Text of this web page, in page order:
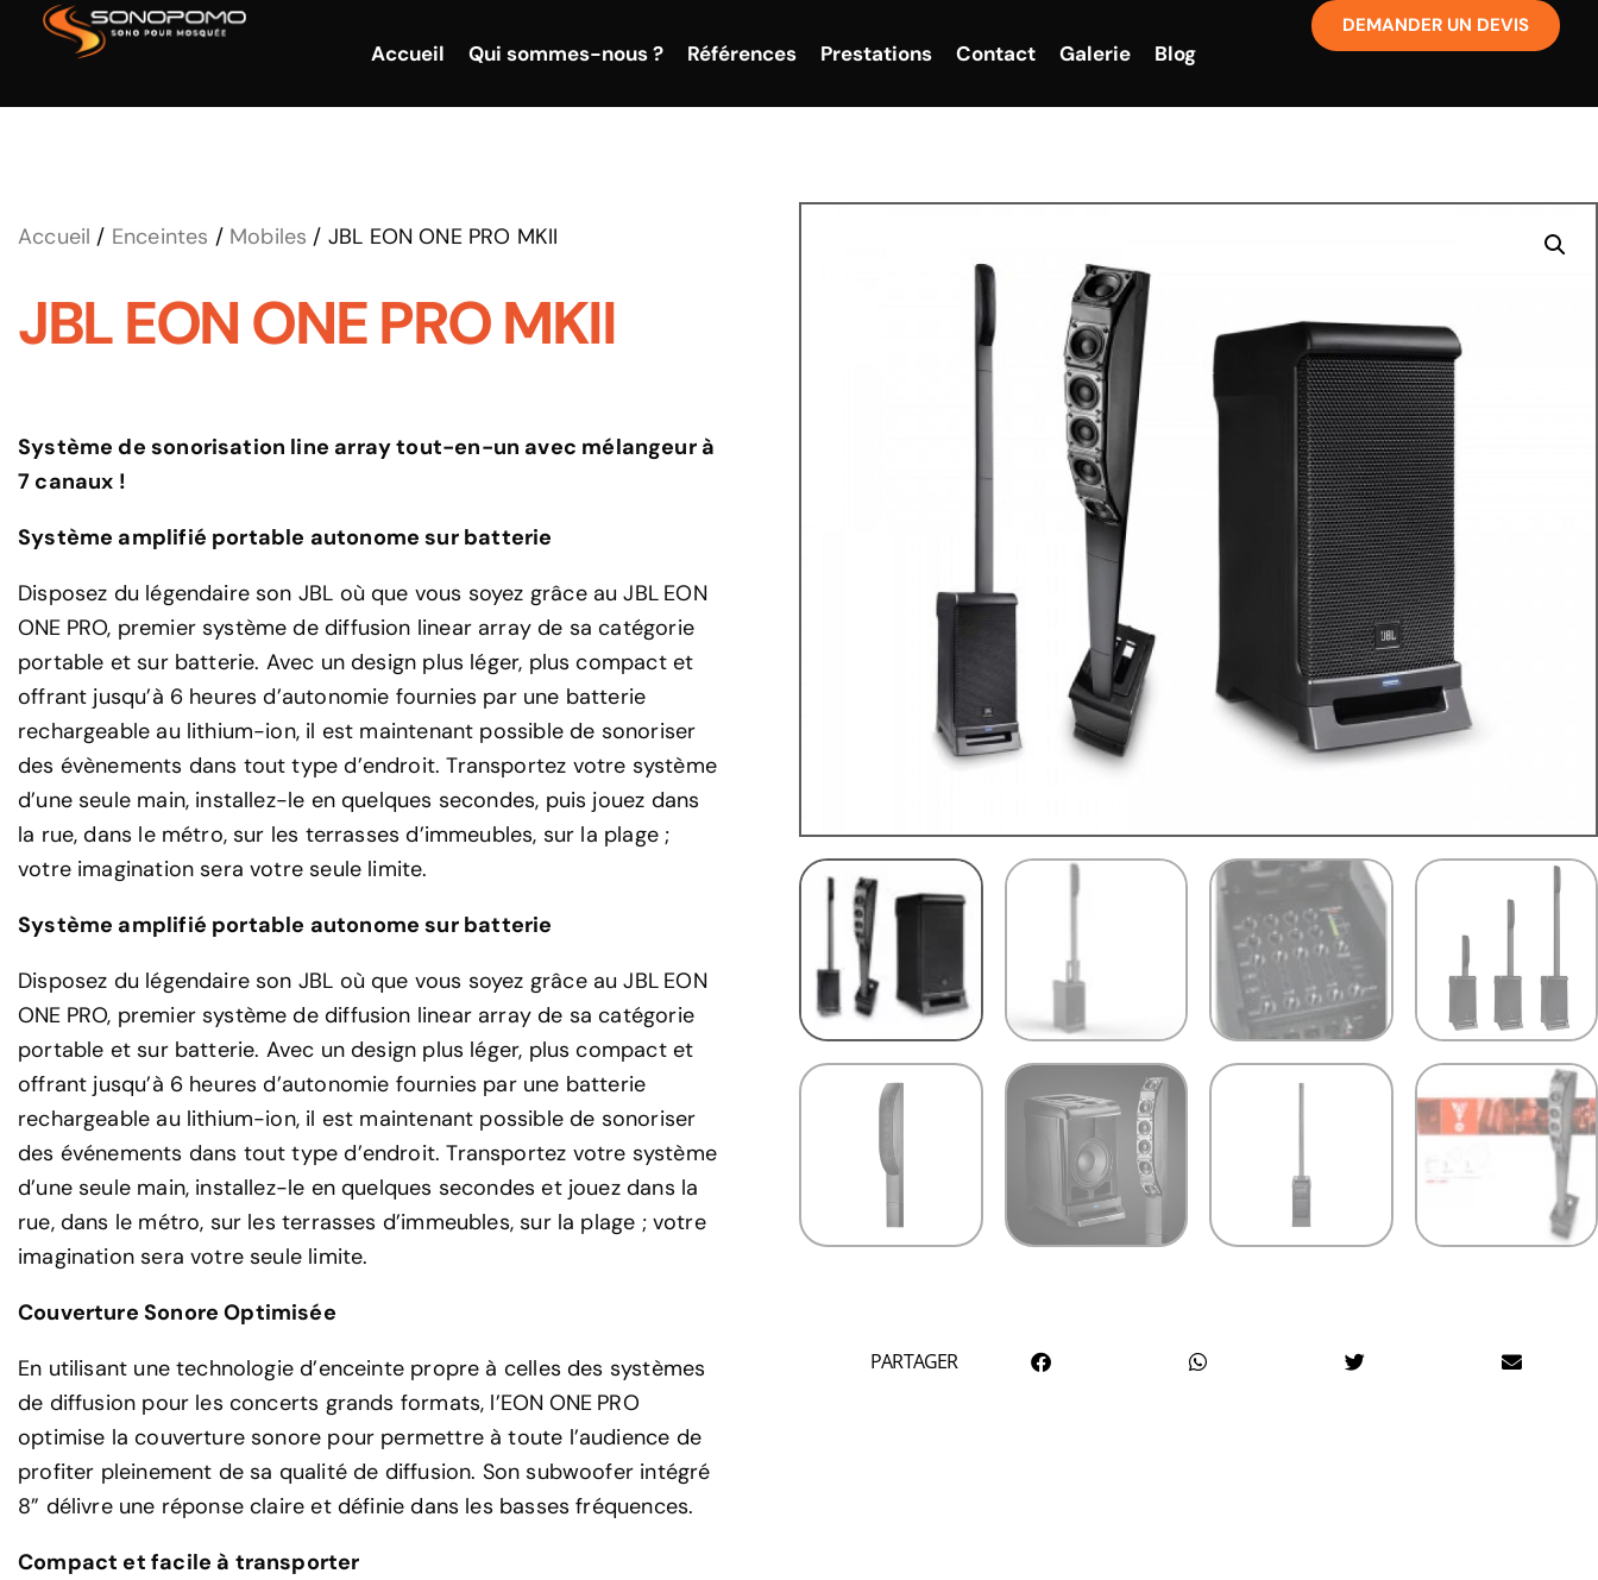
Accueil Qui sommes-nous ? Références Prestations Contact Galerie Blog
DEMANDER UN DEVIS
Accueil / Enceintes / Mobiles / JBL EON ONE PRO MKII
JBL EON ONE PRO MKII
Système de sonorisation line array tout-en-un avec mélangeur à
7 canaux !
Système amplifié portable autonome sur batterie
Disposez du légendaire son JBL où que vous soyez grâce au JBL EON
ONE PRO, premier système de diffusion linear array de sa catégorie
portable et sur batterie. Avec un design plus léger, plus compact et
offrant jusqu’à 6 heures d’autonomie fournies par une batterie
rechargeable au lithium-ion, il est maintenant possible de sonoriser
des évènements dans tout type d’endroit. Transportez votre système
d’une seule main, installez-le en quelques secondes, puis jouez dans
la rue, dans le métro, sur les terrasses d’immeubles, sur la plage ;
votre imagination sera votre seule limite.
Système amplifié portable autonome sur batterie
Disposez du légendaire son JBL où que vous soyez grâce au JBL EON
ONE PRO, premier système de diffusion linear array de sa catégorie
portable et sur batterie. Avec un design plus léger, plus compact et
offrant jusqu’à 6 heures d’autonomie fournies par une batterie
rechargeable au lithium-ion, il est maintenant possible de sonoriser
des événements dans tout type d’endroit. Transportez votre système
d’une seule main, installez-le en quelques secondes et jouez dans la
rue, dans le métro, sur les terrasses d’immeubles, sur la plage ; votre
imagination sera votre seule limite.
Couverture Sonore Optimisée
En utilisant une technologie d’enceinte propre à celles des systèmes
de diffusion pour les concerts grands formats, l’EON ONE PRO
optimise la couverture sonore pour permettre à toute l’audience de
profiter pleinement de sa qualité de diffusion. Son subwoofer intégré
8” délivre une réponse claire et définie dans les basses fréquences.
Compact et facile à transporter
PARTAGER